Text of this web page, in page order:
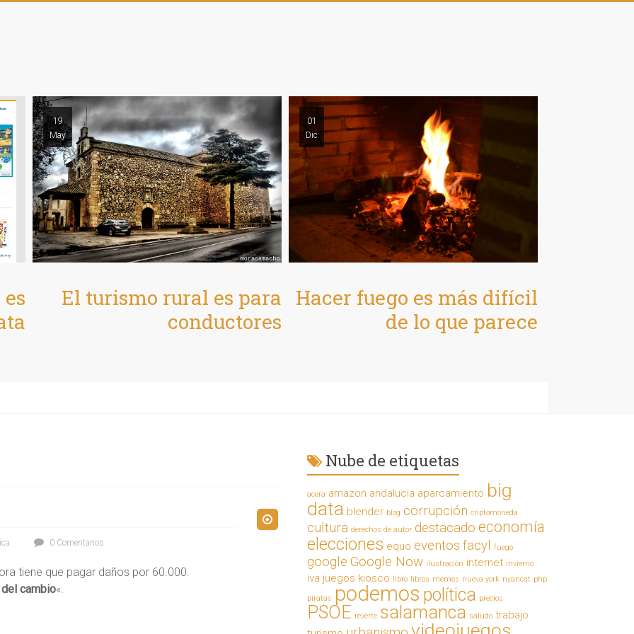
19
May
El turismo rural es para
conductores
01
Dic
Hacer fuego es más difícil
de lo que parece
0 Comentarios
tiene que pagar daños por 60.000.
cambio«.
Nube de etiquetas
acera amazon andalucia aparcamiento big
data blender blog corrupción criptomoneda
cultura derechos de autor destacado economía
elecciones equo eventos facyl fuego
google Google Now ilustración internet invierno
iva juegos kiosco libro libros memes nueva york nyancat php
piratas podemos política precios
PSOE reverte salamanca saludo trabajo